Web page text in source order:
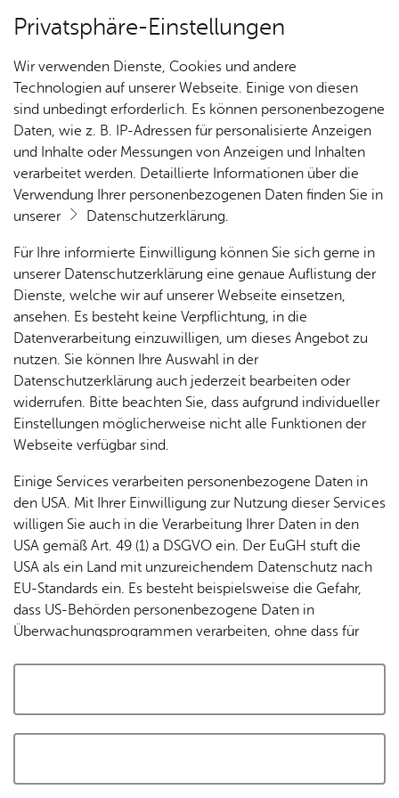
Kartenansicht
Cookie-Hinweis
Zum Laden dieser Karte wird eine Verbindung zu externen
Servern hergestellt. Diese verwenden Cookies und andere
Tracking-Technologien, um die Bedienung zu
personalisieren und zu verbessern. Weitere Informationen
finden Sie in unsererDatenschutzerklärung
Cookies akzeptieren und Karte laden
Privatsphäre-Einstellungen
Wir verwenden Dienste, Cookies und andere
Technologien auf unserer Webseite. Einige von diesen
sind unbedingt erforderlich. Es können personenbezogene
Daten, wie z. B. IP-Adressen für personalisierte Anzeigen
und Inhalte oder Messungen von Anzeigen und Inhalten
verarbeitet werden. Detaillierte Informationen über die
Verwendung Ihrer personenbezogenen Daten finden Sie in
unserer
Datenschutzerklärung.
Für Ihre informierte Einwilligung können Sie sich gerne in
unserer Datenschutzerklärung eine genaue Auflistung der
Dienste, welche wir auf unserer Webseite einsetzen,
ansehen. Es besteht keine Verpflichtung, in die
Datenverarbeitung einzuwilligen, um dieses Angebot zu
nutzen. Sie können Ihre Auswahl in der
Datenschutzerklärung auch jederzeit bearbeiten oder
widerrufen. Bitte beachten Sie, dass aufgrund individueller
Einstellungen möglicherweise nicht alle Funktionen der
Webseite verfügbar sind.
Einige Services verarbeiten personenbezogene Daten in
den USA. Mit Ihrer Einwilligung zur Nutzung dieser Services
willigen Sie auch in die Verarbeitung Ihrer Daten in den
USA gemäß Art. 49 (1) a DSGVO ein. Der EuGH stuft die
USA als ein Land mit unzureichendem Datenschutz nach
EU-Standards ein. Es besteht beispielsweise die Gefahr,
dass US-Behörden personenbezogene Daten in
Überwachungsprogrammen verarbeiten, ohne dass für